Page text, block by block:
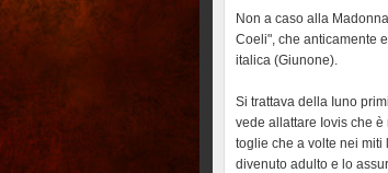
Non a caso alla
Coeli", che anticamente
italica (Giunone).
Si trattava della Iuno
vede allattare Iovis che
toglie che a volte nei
divenuto adulto e lo